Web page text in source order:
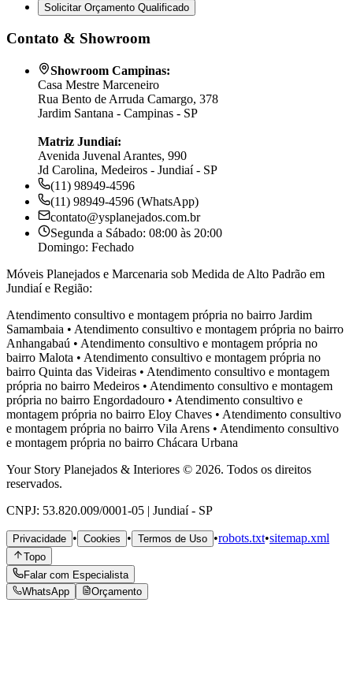
Solicitar Orçamento Qualificado
Contato & Showroom
Showroom Campinas:
Casa Mestre Marceneiro
Rua Bento de Arruda Camargo, 378
Jardim Santana - Campinas - SP
Matriz Jundiaí:
Avenida Juvenal Arantes, 990
Jd Carolina, Medeiros - Jundiaí - SP
(11) 98949-4596
(11) 98949-4596 (WhatsApp)
contato@ysplanejados.com.br
Segunda a Sábado: 08:00 às 20:00
Domingo: Fechado
Móveis Planejados e Marcenaria sob Medida de Alto Padrão em
Jundiaí e Região:
Atendimento consultivo e montagem própria no bairro Jardim
Samambaia • Atendimento consultivo e montagem própria no bairro
Anhangabaú • Atendimento consultivo e montagem própria no
bairro Malota • Atendimento consultivo e montagem própria no
bairro Quinta das Videiras • Atendimento consultivo e montagem
própria no bairro Medeiros • Atendimento consultivo e montagem
própria no bairro Engordadouro • Atendimento consultivo e
montagem própria no bairro Eloy Chaves • Atendimento consultivo
e montagem própria no bairro Vila Arens • Atendimento consultivo
e montagem própria no bairro Chácara Urbana
Your Story Planejados & Interiores © 2026. Todos os direitos
reservados.
CNPJ: 53.820.009/0001-05 | Jundiaí - SP
Privacidade • Cookies • Termos de Uso •robots.txt•sitemap.xml
Topo
Falar com Especialista
WhatsApp
Orçamento